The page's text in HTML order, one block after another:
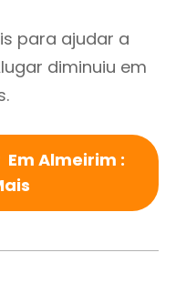
para ajudar a
diminuiu em
Almeirim :